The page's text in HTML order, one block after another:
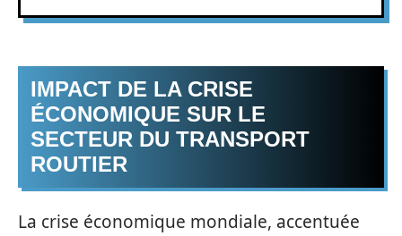
IMPACT DE LA CRISE
ÉCONOMIQUE SUR LE
SECTEUR DU TRANSPORT
ROUTIER
La crise économique mondiale, accentuée